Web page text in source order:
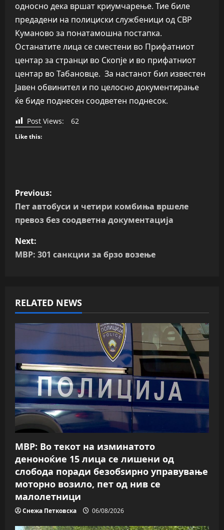
односно дека вршат криумчарење. Тие биле
предадени на полициски службеници од СВР
Куманово за понатамошна постапка.
Останатите лица се сместени во Прифатниот
центар за странци во Скопје и во прифатниот
центар во Табановце. За настанот бил известен
Јавен обвинител и по целосно документирање
ќе биде поднесен соодветен поднесок.
Post Views: 62
Like this:
P
o
s
t
a
v
g
a
t
i
o
n
Previous:
Пет автобуси и четири комбиња вршеле
превоз без соодветна документација
Next:
МВР: 301 санкции за брзо возење
RELATED NEWS
МВР: Во текот на изминатото
деноноќие 15 лица се лишени од
слобода поради безобѕирно управување
моторно возило, пет од нив се
малолетници
Снежа Петковска 06/08/2026